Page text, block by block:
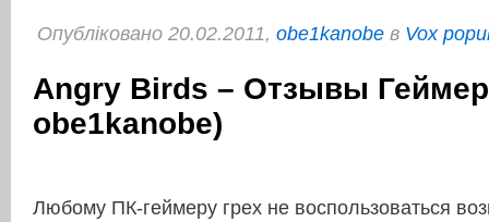
Опубліковано 20.02.2011, obe1kanobe в Vox
Angry Birds – Отзывы
obe1kanobe)
Любому ПК-геймеру грех не воспользоваться